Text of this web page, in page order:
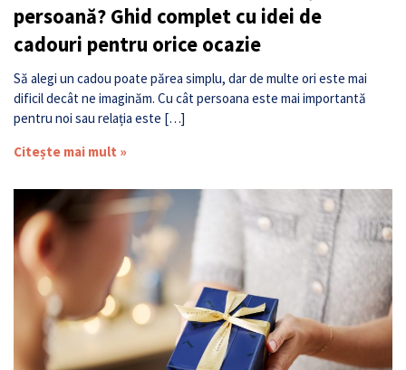
persoană? Ghid complet cu idei de
cadouri pentru orice ocazie
Să alegi un cadou poate părea simplu, dar de multe ori este mai
dificil decât ne imaginăm. Cu cât persoana este mai importantă
pentru noi sau relația este […]
Citește mai mult »